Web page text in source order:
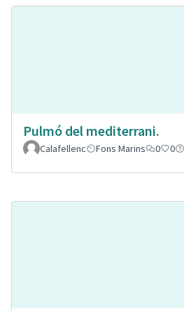
Pulmó del mediterrani.
Calafellenc
Fons Marins 0 0